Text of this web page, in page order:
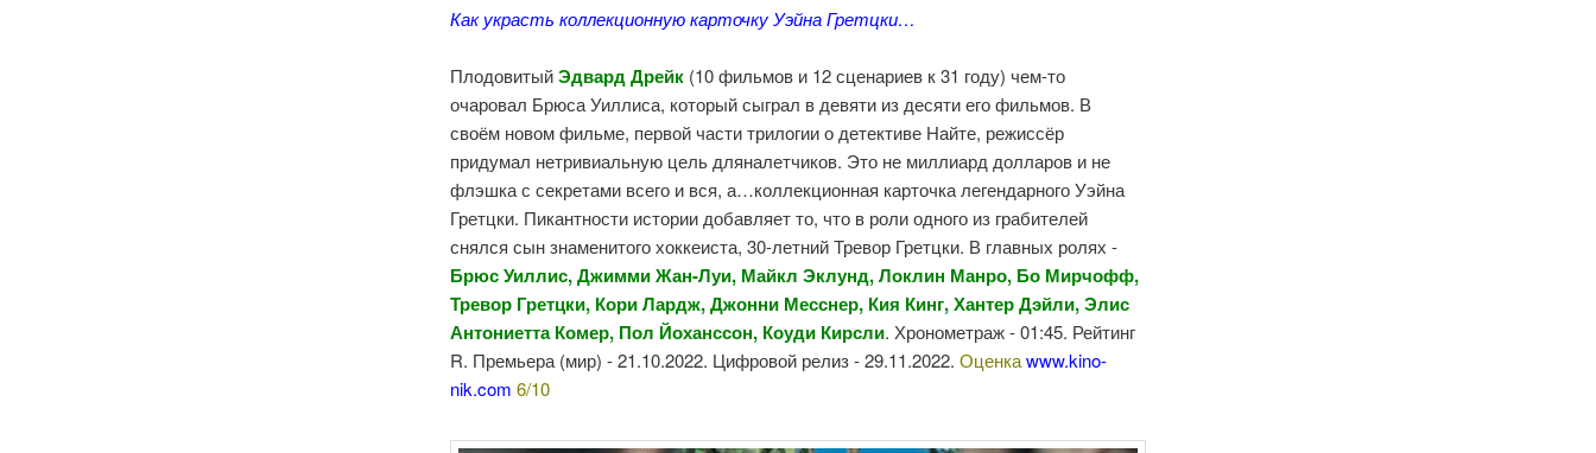
Как украсть коллекционную карточку Уэйна Гретцки…
ПлодовитыйЭдвард Дрейк (10 фильмов и 12 сценариев к 31 году) чем-то
очаровал Брюса Уиллиса, который сыграл в девяти из десяти его фильмов. В
своём новом фильме, первой части трилогии о детективе Найте, режиссёр
придумал нетривиальную цель дляналетчиков. Это не миллиард долларов и не
флэшка с секретами всего и вся, а…коллекционная карточка легендарного Уэйна
Гретцки. Пикантности истории добавляет то, что в роли одного из грабителей
снялся сын знаменитого хоккеиста, 30-летний Тревор Гретцки. В главных ролях -
Брюс Уиллис, Джимми Жан-Луи, Майкл Эклунд, Локлин Манро, Бо Мирчофф,
Тревор Гретцки, Кори Лардж, Джонни Месснер, Кия Кинг, Хантер Дэйли, Элис
Антониетта Комер, Пол Йоханссон, Коуди Кирсли. Хронометраж - 01:45. Рейтинг
R. Премьера (мир) - 21.10.2022. Цифровой релиз - 29.11.2022.Оценкаwww.kino-
nik.com 6/10